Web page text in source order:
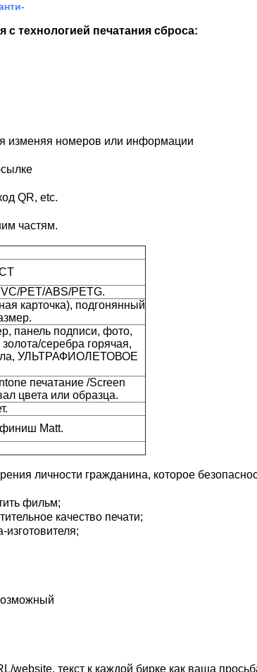
с технологией печатания сброса:
изменяя номеров или информации
QR, etc.
частям.
PET/ABS/PETG.
карточка), подгонянный
панель подписи, фото,
серебра горячая,
УЛЬТРАФИОЛЕТОВОЕ
печатание /Screen
цвета или образца.
Matt.
личности гражданина, которое
фильм;
качество печати;
текст к каждой бирке как ваша